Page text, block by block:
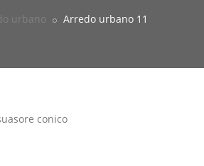
urbano Arredo urbano 11
conico